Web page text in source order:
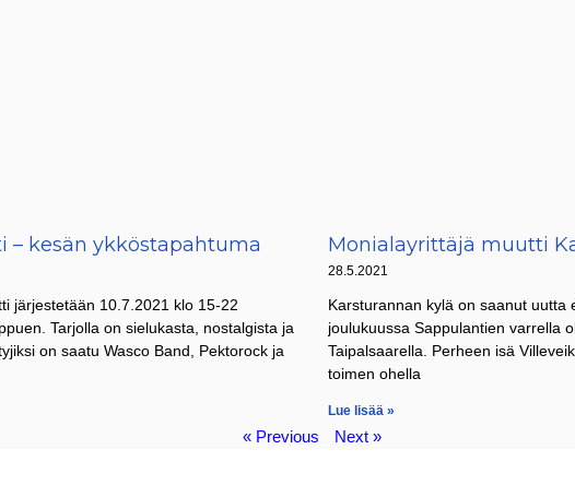
– kesän ykköstapahtuma
järjestetään 10.7.2021 klo 15-22
Tarjolla on sielukasta, nostalgista ja
on saatu Wasco Band, Pektorock ja
Monialayrittäjä muutti
28.5.2021
Karsturannan kylä on saanut uutta
joulukuussa Sappulantien varrella
Taipalsaarella. Perheen isä
toimen ohella
Lue lisää »
« Previous Next »